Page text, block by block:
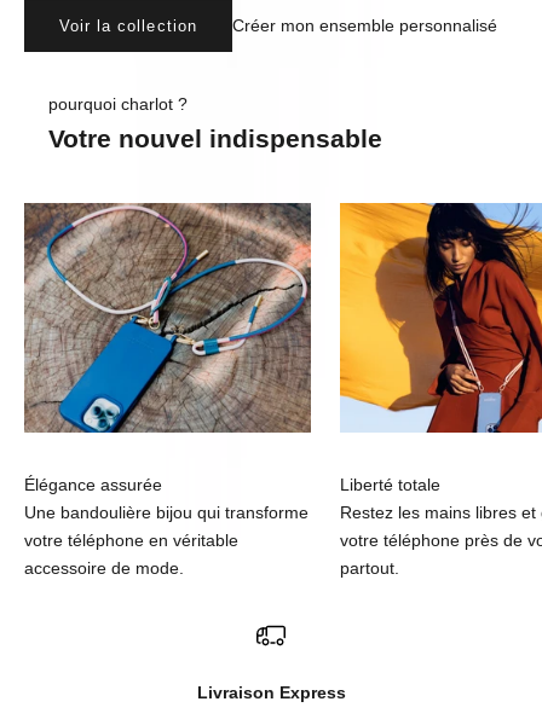
Voir la collection Créer mon ensemble personnalisé
pourquoi charlot ?
Votre nouvel indispensable
Élégance assurée
Une bandoulière bijou qui transforme
votre téléphone en véritable
accessoire de mode.
Liberté totale
Restez les mains libres et
votre téléphone près de
partout.
Livraison Express